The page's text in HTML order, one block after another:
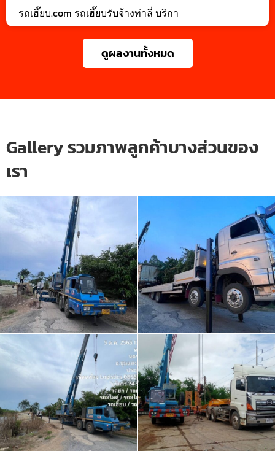
รถเฮี๊ยบ.com รถเฮี๊ยบรับจ้างท่าลี่ บริกา
ดูผลงานทั้งหมด
Gallery รวมภาพลูกค้าบางส่วนของ
เรา